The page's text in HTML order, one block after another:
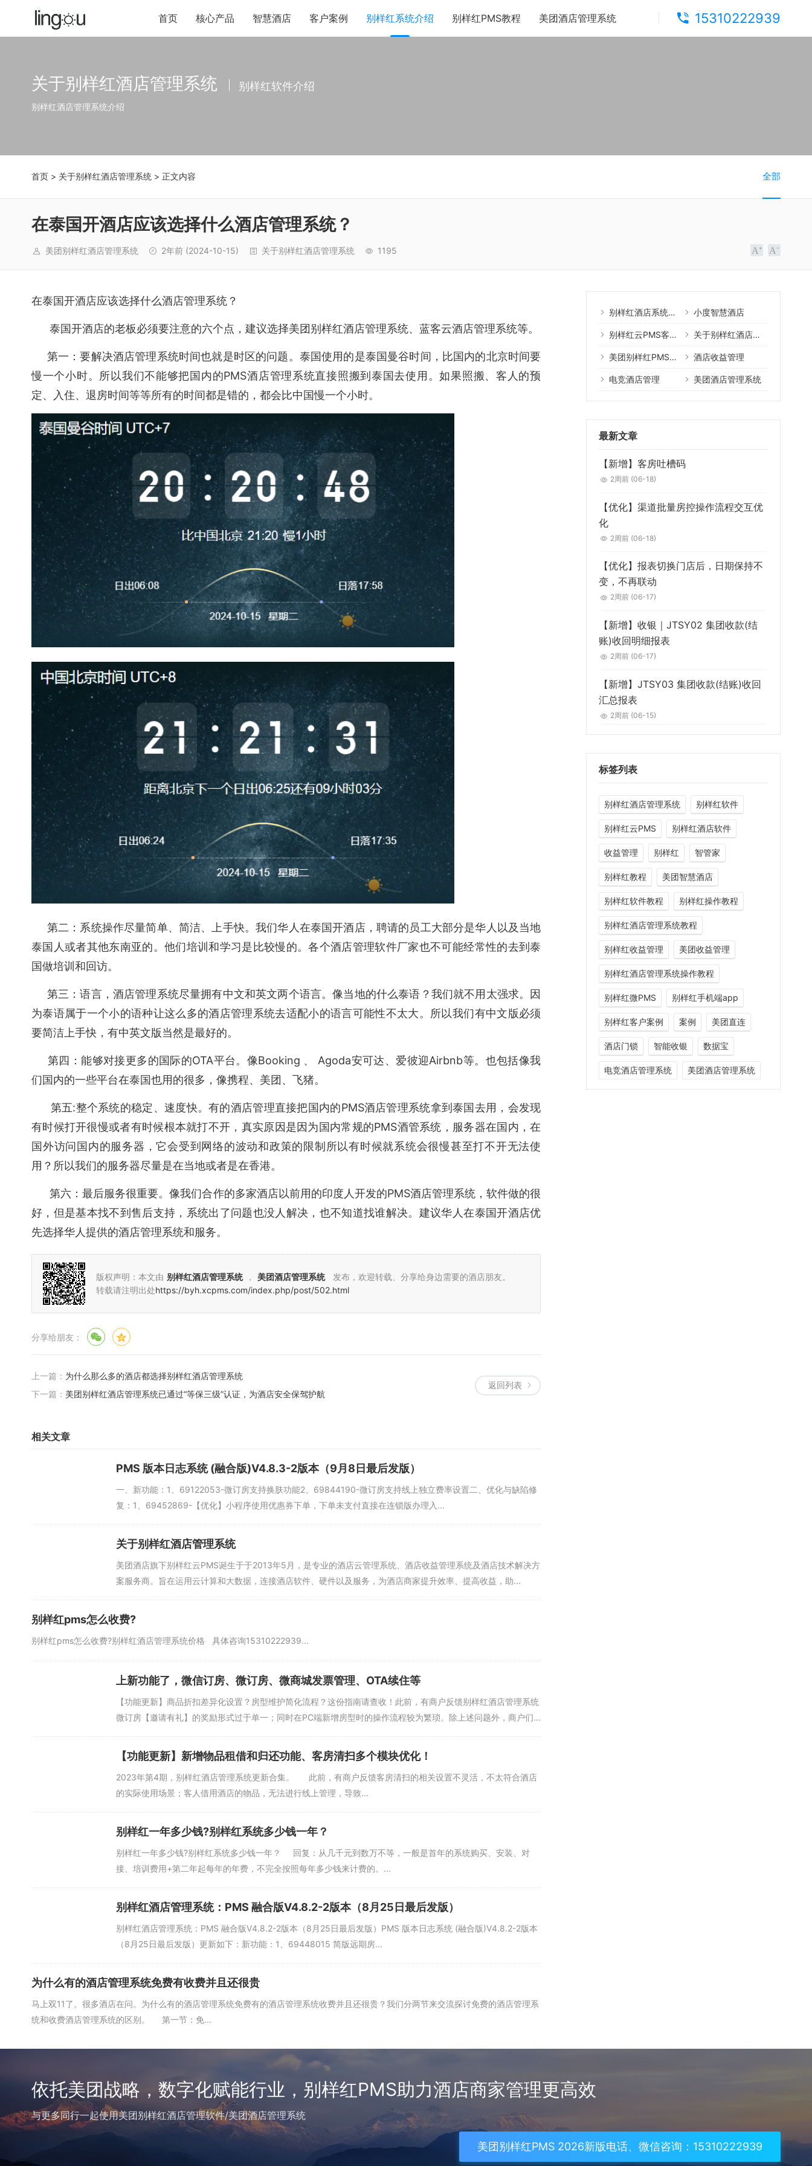
15310222939
首页 核心产品 智慧酒店 客户案例 别样红系统介绍 别样红PMS教程 美团酒店管理系统
关于别样红酒店管理系统 别样红软件介绍
别样红酒店管理系统介绍
首页 > 关于别样红酒店管理系统 > 正文内容 全部
在泰国开酒店应该选择什么酒店管理系统？
美团别样红酒店管理系统 2年前 (2024-10-15) 关于别样红酒店管理系统 1195
在泰国开酒店应该选择什么酒店管理系统？
泰国开酒店的老板必须要注意的六个点，建议选择美团别样红酒店管理系统、蓝客云酒店管理系统等。
第一：要解决酒店管理系统时间也就是时区的问题。泰国使用的是泰国曼谷时间，比国内的北京时间要
慢一个小时。所以我们不能够把国内的PMS酒店管理系统直接照搬到泰国去使用。如果照搬、客人的预
定、入住、退房时间等等所有的时间都是错的，都会比中国慢一个小时。
第二：系统操作尽量简单、简洁、上手快。我们华人在泰国开酒店，聘请的员工大部分是华人以及当地
泰国人或者其他东南亚的。他们培训和学习是比较慢的。各个酒店管理软件厂家也不可能经常性的去到泰
国做培训和回访。
第三：语言，酒店管理系统尽量拥有中文和英文两个语言。像当地的什么泰语？我们就不用太强求。因
为泰语属于一个小的语种让这么多的酒店管理系统去适配小的语言可能性不太大。所以我们有中文版必须
要简洁上手快，有中英文版当然是最好的。
第四：能够对接更多的国际的OTA平台。像Booking 、 Agoda安可达、爱彼迎Airbnb等。也包括像我
们国内的一些平台在泰国也用的很多，像携程、美团、飞猪。
第五:整个系统的稳定、速度快。有的酒店管理直接把国内的PMS酒店管理系统拿到泰国去用，会发现
有时候打开很慢或者有时候根本就打不开，真实原因是因为国内常规的PMS酒管系统，服务器在国内，在
国外访问国内的服务器，它会受到网络的波动和政策的限制所以有时候就系统会很慢甚至打不开无法使
用？所以我们的服务器尽量是在当地或者是在香港。
第六：最后服务很重要。像我们合作的多家酒店以前用的印度人开发的PMS酒店管理系统，软件做的很
好，但是基本找不到售后支持，系统出了问题也没人解决，也不知道找谁解决。建议华人在泰国开酒店优
先选择华人提供的酒店管理系统和服务。
版权声明：本文由 别样红酒店管理系统 ， 美团酒店管理系统
发布，欢迎转载、分享给身边需要的酒店朋友。
转载请注明出处https://byh.xcpms.com/index.php/post/502.html
分享给朋友：
返回列表
上一篇： 为什么那么多的酒店都选择别样红酒店管理系统
下一篇： 美团别样红酒店管理系统已通过“等保三级”认证，为酒店安全保驾护航
相关文章
PMS 版本日志系统 (融合版)V4.8.3-2版本（9月8日最后发版）
一、新功能：1、69122053-微订房支持换肤功能2、69844190-微订房支持线上独立费率设置二、优化与缺陷修
复：1、69452869-【优化】小程序使用优惠券下单，下单未支付直接在连锁版办理入...
关于别样红酒店管理系统
美团酒店旗下别样红云PMS诞生于于2013年5月，是专业的酒店云管理系统、酒店收益管理系统及酒店技术解决方
案服务商。旨在运用云计算和大数据，连接酒店软件、硬件以及服务，为酒店商家提升效率、提高收益，助...
别样红pms怎么收费?
别样红pms怎么收费?别样红酒店管理系统价格 具体咨询15310222939...
上新功能了，微信订房、微订房、微商城发票管理、OTA续住等
【功能更新】商品折扣差异化设置？房型维护简化流程？这份指南请查收！此前，有商户反馈别样红酒店管理系统
微订房【邀请有礼】的奖励形式过于单一；同时在PC端新增房型时的操作流程较为繁琐。除上述问题外，商户们...
【功能更新】新增物品租借和归还功能、客房清扫多个模块优化！
2023年第4期，别样红酒店管理系统更新合集。 此前，有商户反馈客房清扫的相关设置不灵活，不太符合酒店
的实际使用场景；客人借用酒店的物品，无法进行线上管理，导致...
别样红一年多少钱?别样红系统多少钱一年？
别样红一年多少钱?别样红系统多少钱一年？ 回复：从几千元到数万不等，一般是首年的系统购买、安装、对
接、培训费用+第二年起每年的年费，不完全按照每年多少钱来计费的。...
别样红酒店管理系统：PMS 融合版V4.8.2-2版本（8月25日最后发版）
别样红酒店管理系统：PMS 融合版V4.8.2-2版本（8月25日最后发版）PMS 版本日志系统 (融合版)V4.8.2-2版本
（8月25日最后发版）更新如下：新功能：1、69448015 简版远期房...
为什么有的酒店管理系统免费有收费并且还很贵
马上双11了。很多酒店在问。为什么有的酒店管理系统免费有的酒店管理系统收费并且还很贵？我们分两节来交流探讨免费的酒店管理系
统和收费酒店管理系统的区别。 第一节：免...
别样红酒店系统核心产品 小度智慧酒店
别样红云PMS客户案例 关于别样红酒店管理系统
美团别样红PMS教程 酒店收益管理
电竞酒店管理 美团酒店管理系统
最新文章
【新增】客房吐槽码
2周前(06-18)
【优化】渠道批量房控操作流程交互优
化
2周前(06-18)
【优化】报表切换门店后，日期保持不
变，不再联动
2周前(06-17)
【新增】收银｜JTSY02 集团收款(结
账)收回明细报表
2周前(06-17)
【新增】JTSY03 集团收款(结账)收回
汇总报表
2周前(06-15)
标签列表
别样红酒店管理系统 别样红软件
别样红云PMS 别样红酒店软件
收益管理 别样红 智管家
别样红教程 美团智慧酒店
别样红软件教程 别样红操作教程
别样红酒店管理系统教程
别样红收益管理 美团收益管理
别样红酒店管理系统操作教程
别样红微PMS 别样红手机端app
别样红客户案例 案例 美团直连
酒店门锁 智能收银 数据宝
电竞酒店管理系统 美团酒店管理系统
依托美团战略，数字化赋能行业，别样红PMS助力酒店商家管理更高效
与更多同行一起使用美团别样红酒店管理软件/美团酒店管理系统
美团别样红PMS 2026新版电话、微信咨询：15310222939